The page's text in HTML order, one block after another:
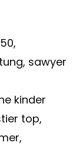
sawyer
kinder
top,